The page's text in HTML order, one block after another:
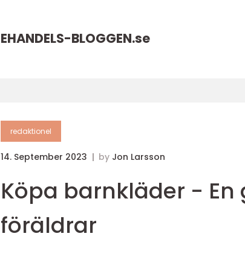
EHANDELS-BLOGGEN.se
redaktionel
14. September 2023 by Jon Larsson
Köpa barnkläder -
föräldrar